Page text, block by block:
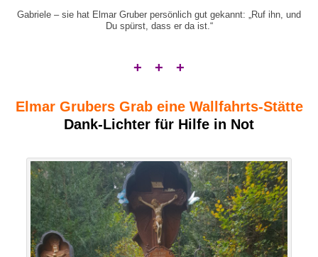
Gabriele – sie hat Elmar Gruber persönlich gut gekannt: „Ruf ihn, und
Du spürst, dass er da ist.“
+ + +
Elmar Grubers Grab eine Wallfahrts-Stätte
Dank-Lichter für Hilfe in Not